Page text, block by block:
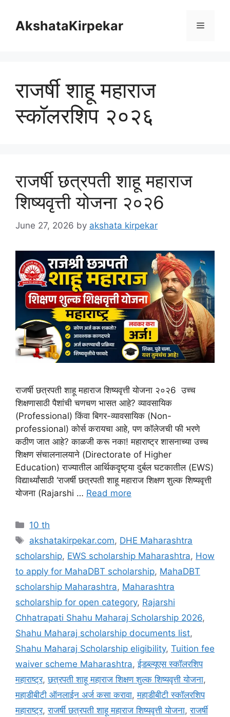
contentAkshataKirpekar Menu
राजर्षी शाहू महाराज
स्कॉलरशिप २०२६
राजर्षी छत्रपती शाहू महाराज
शिष्यवृत्ती योजना २०२6
June 27, 2026 by akshata kirpekar
राजर्षी छत्रपती शाहू महाराज शिष्यवृत्ती योजना २०२6 उच्च
शिक्षणासाठी पैशांची चणचण भासत आहे? व्यावसायिक
(Professional) किंवा बिगर-व्यावसायिक (Non-
professional) कोर्स करायचा आहे, पण कॉलेजची फी भरणे
कठीण जात आहे? काळजी करू नका! महाराष्ट्र शासनाच्या उच्च
शिक्षण संचालनालयाने (Directorate of Higher
Education) राज्यातील आर्थिकदृष्ट्या दुर्बल घटकातील (EWS)
विद्यार्थ्यांसाठी ‘राजर्षी छत्रपती शाहू महाराज शिक्षण शुल्क शिष्यवृत्ती
योजना (Rajarshi … Read more
Categories
10 th
Tags
akshatakirpekar.com, DHE Maharashtra
scholarship, EWS scholarship Maharashtra, How
to apply for MahaDBT scholarship, MahaDBT
scholarship Maharashtra, Maharashtra
scholarship for open category, Rajarshi
Chhatrapati Shahu Maharaj Scholarship 2026,
Shahu Maharaj scholarship documents list,
Shahu Maharaj Scholarship eligibility, Tuition fee
waiver scheme Maharashtra,ईडब्ल्यूएस स्कॉलरशिप
महाराष्ट्र,छत्रपती शाहू महाराज शिक्षण शुल्क शिष्यवृत्ती योजना,
महाडीबीटी ऑनलाईन अर्ज कसा करावा,महाडीबीटी स्कॉलरशिप
महाराष्ट्र,राजर्षी छत्रपती शाहू महाराज शिष्यवृत्ती योजना,राजर्षी